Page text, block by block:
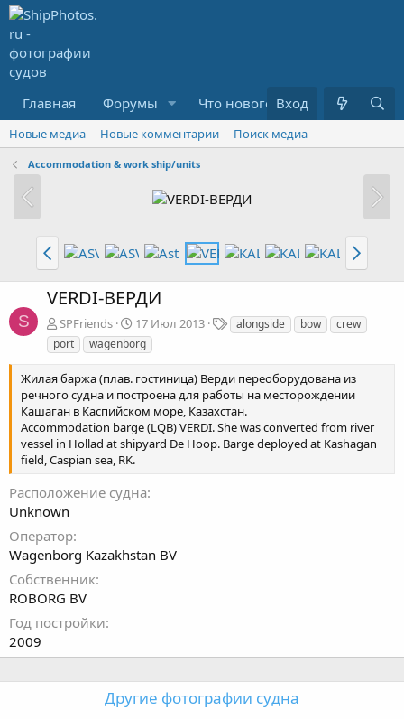
Главная Форумы Что нового? Медиа
Вход
Новые медиа Новые комментарии Поиск медиа
Accommodation & work ship/units
S
VERDI-ВЕРДИ
SPFriends 17 Июл 2013
Т
е
alongside bow
crew
port
wagenborg
Жилая баржа (плав. гостиница) Верди переоборудована из
речного судна и построена для работы на месторождении
Кашаган в Каспийском море, Казахстан.
Accommodation barge (LQB) VERDI. She was converted from river
vessel in Hollad at shipyard De Hoop. Barge deployed at Kashagan
field, Caspian sea, RK.
Расположение судна
Unknown
Оператор
Wagenborg Kazakhstan BV
Собственник
ROBORG BV
Год постройки
2009
Другие фотографии судна